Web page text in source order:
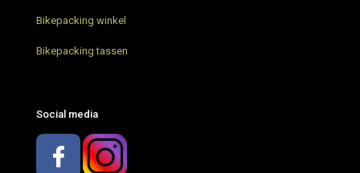
Restrap bikepacking tassen – Review
Bikepacking met AGU – wat neem je mee?
Bikepacking winkel
Bikepacking tassen
Social media